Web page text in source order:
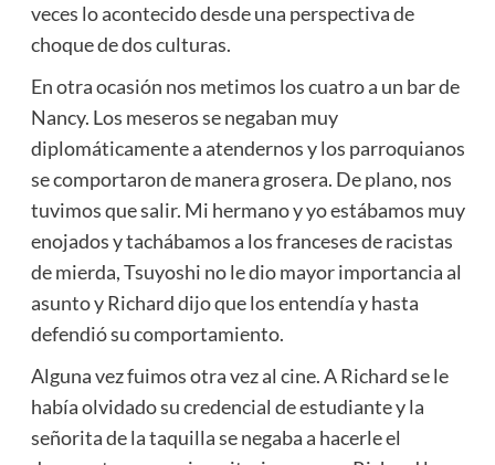
veces lo acontecido desde una perspectiva de
choque de dos culturas.
En otra ocasión nos metimos los cuatro a un bar de
Nancy. Los meseros se negaban muy
diplomáticamente a atendernos y los parroquianos
se comportaron de manera grosera. De plano, nos
tuvimos que salir. Mi hermano y yo estábamos muy
enojados y tachábamos a los franceses de racistas
de mierda, Tsuyoshi no le dio mayor importancia al
asunto y Richard dijo que los entendía y hasta
defendió su comportamiento.
Alguna vez fuimos otra vez al cine. A Richard se le
había olvidado su credencial de estudiante y la
señorita de la taquilla se negaba a hacerle el